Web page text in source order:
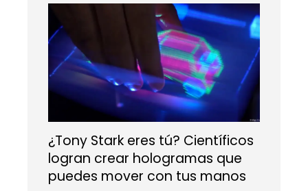
¿Tony Stark eres tú? Científicos
logran crear hologramas que
puedes mover con tus manos